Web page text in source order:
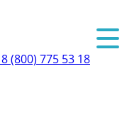
8 (800) 775 53 18